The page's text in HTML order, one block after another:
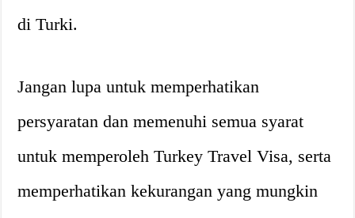
di Turki.
Jangan lupa untuk memperhatikan
persyaratan dan memenuhi semua syarat
untuk memperoleh Turkey Travel Visa, serta
memperhatikan kekurangan yang mungkin